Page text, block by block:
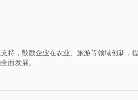
持，鼓励企业在农业、旅游等领域创新，
面发展。